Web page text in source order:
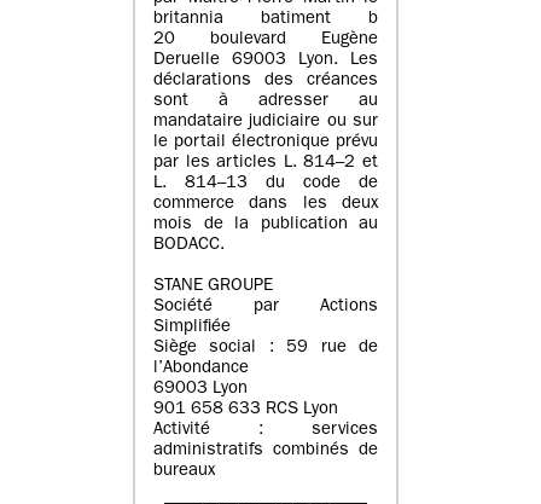
britannia batiment b
20 boulevard Eugène
Deruelle 69003 Lyon. Les
déclarations des créances
sont à adresser au
mandataire judiciaire ou sur
le portail électronique prévu
par les articles L. 814–2 et
L. 814–13 du code de
commerce dans les deux
mois de la publication au
BODACC.
STANE GROUPE
Société par Actions
Simplifiée
Siège social : 59 rue de
l’Abondance
69003 Lyon
901 658 633 RCS Lyon
Activité : services
administratifs combinés de
bureaux